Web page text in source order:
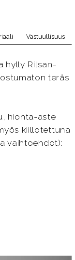
Vastuullisuus
hylly Rilsan-
teräs
hionta-aste
kiillotettuna
vaihtoehdot):